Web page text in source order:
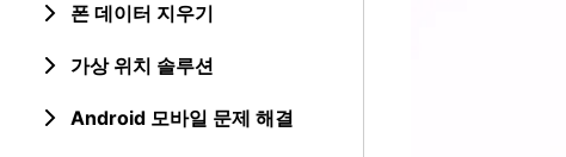
폰 데이터 지우기
가상 위치 솔루션
Android 모바일 문제 해결